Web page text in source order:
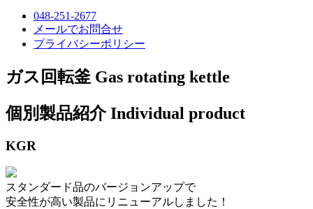
048-251-2677
メールでお問合せ
プライバシーポリシー
ガス回転釜 Gas rotating kettle
個別製品紹介 Individual product
KGR
スタンダード品のバージョンアップで
安全性が高い製品にリニューアルしました！